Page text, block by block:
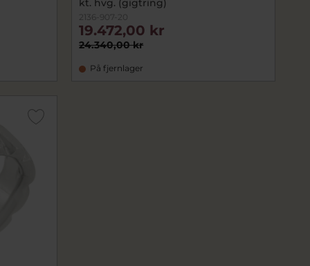
kt. hvg. (gigtring)
2136-907-20
24.340,00 kr
19.472,00 kr
På fjernlager